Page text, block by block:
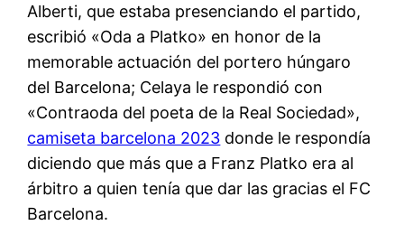
Alberti, que estaba presenciando el partido,
escribió «Oda a Platko» en honor de la
memorable actuación del portero húngaro
del Barcelona; Celaya le respondió con
«Contraoda del poeta de la Real Sociedad»,
camiseta barcelona 2023 donde le respondía
diciendo que más que a Franz Platko era al
árbitro a quien tenía que dar las gracias el FC
Barcelona.